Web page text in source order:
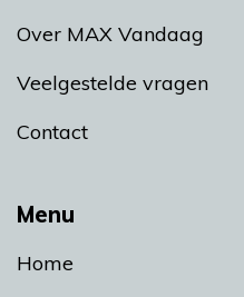
Menu
Home
Over MAX Vandaag
Veelgestelde vragen
Contact